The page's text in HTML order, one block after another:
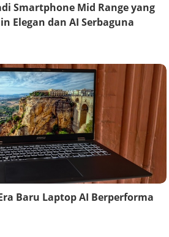
Smartphone Mid Range yang
Elegan dan AI Serbaguna
Baru Laptop AI Berperforma